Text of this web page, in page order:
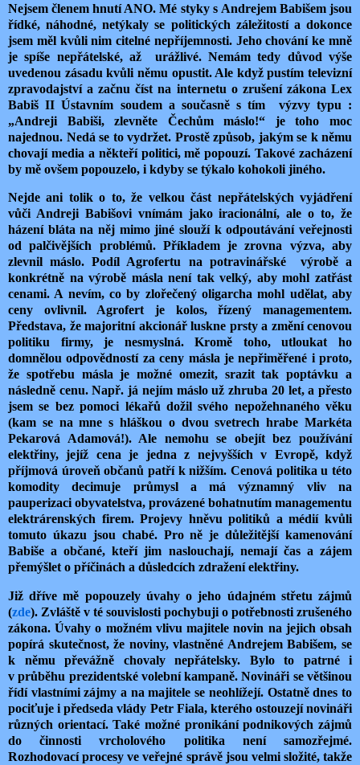
Nejsem členem hnutí ANO. Mé styky s Andrejem Babišem jsou
řídké, náhodné, netýkaly se politických záležitostí a dokonce
jsem měl kvůli nim citelné nepříjemnosti. Jeho chování ke mně
je spíše nepřátelské, až urážlivé. Nemám tedy důvod výše
uvedenou zásadu kvůli němu opustit. Ale když pustím televizní
zpravodajství a začnu číst na internetu o zrušení zákona Lex
Babiš II Ústavním soudem a současně s tím výzvy typu :
„Andreji Babiši, zlevněte Čechům máslo!“ je toho moc
najednou. Nedá se to vydržet. Prostě způsob, jakým se k němu
chovají media a někteří politici, mě popouzí. Takové zacházení
by mě ovšem popouzelo, i kdyby se týkalo kohokoli jiného.
Nejde ani tolik o to, že velkou část nepřátelských vyjádření
vůči Andreji Babišovi vnímám jako iracionální, ale o to, že
házení bláta na něj mimo jiné slouží k odpoutávání veřejnosti
od palčivějších problémů. Příkladem je zrovna výzva, aby
zlevnil máslo. Podíl Agrofertu na potravinářské výrobě a
konkrétně na výrobě másla není tak velký, aby mohl zatřást
cenami. A nevím, co by zlořečený oligarcha mohl udělat, aby
ceny ovlivnil. Agrofert je kolos, řízený managementem.
Představa, že majoritní akcionář luskne prsty a změní cenovou
politiku firmy, je nesmyslná. Kromě toho, utloukat ho
domnělou odpovědností za ceny másla je nepřiměřené i proto,
že spotřebu másla je možné omezit, srazit tak poptávku a
následně cenu. Např. já nejím máslo už zhruba 20 let, a přesto
jsem se bez pomoci lékařů dožil svého nepožehnaného věku
(kam se na mne s hláškou o dvou svetrech hrabe Markéta
Pekarová Adamová!). Ale nemohu se obejít bez používání
elektřiny, jejíž cena je jedna z nejvyšších v Evropě, když
příjmová úroveň občanů patří k nižším. Cenová politika u této
komodity decimuje průmysl a má významný vliv na
pauperizaci obyvatelstva, provázené bohatnutím managementu
elektrárenských firem. Projevy hněvu politiků a médií kvůli
tomuto úkazu jsou chabé. Pro ně je důležitější kamenování
Babiše a občané, kteří jim naslouchají, nemají čas a zájem
přemýšlet o příčinách a důsledcích zdražení elektřiny.
Již dříve mě popouzely úvahy o jeho údajném střetu zájmů
(zde). Zvláště v té souvislosti pochybuji o potřebnosti zrušeného
zákona. Úvahy o možném vlivu majitele novin na jejich obsah
popírá skutečnost, že noviny, vlastněné Andrejem Babišem, se
k němu převážně chovaly nepřátelsky. Bylo to patrné i
v průběhu prezidentské volební kampaně. Novináři se většinou
řídí vlastními zájmy a na majitele se neohlížejí. Ostatně dnes to
pociťuje i předseda vlády Petr Fiala, kterého ostouzejí novináři
různých orientací. Také možné pronikání podnikových zájmů
do činnosti vrcholového politika není samozřejmé.
Rozhodovací procesy ve veřejné správě jsou velmi složité, takže